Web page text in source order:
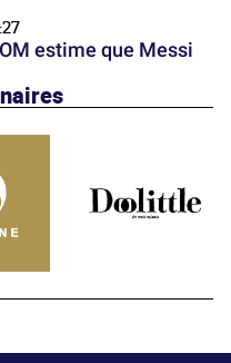
estime que Messi